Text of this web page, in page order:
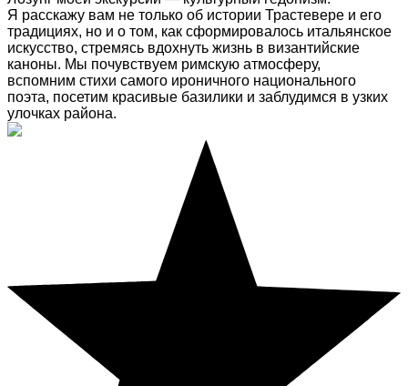
Я расскажу вам не только об истории Трастевере и его
традициях, но и о том, как сформировалось итальянское
искусство, стремясь вдохнуть жизнь в византийские
каноны. Мы почувствуем римскую атмосферу,
вспомним стихи самого ироничного национального
поэта, посетим красивые базилики и заблудимся в узких
улочках района.